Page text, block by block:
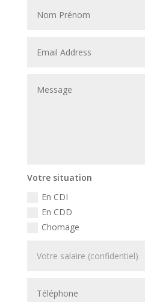
Votre situation
En CDI
En CDD
Chomage